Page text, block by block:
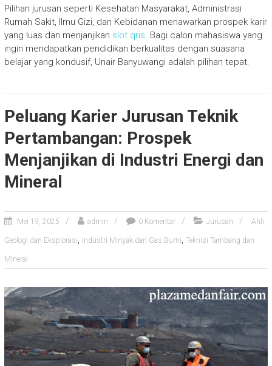
Pilihan jurusan seperti Kesehatan Masyarakat, Administrasi
Rumah Sakit, Ilmu Gizi, dan Kebidanan menawarkan prospek karir
yang luas dan menjanjikan slot qris. Bagi calon mahasiswa yang
ingin mendapatkan pendidikan berkualitas dengan suasana
belajar yang kondusif, Unair Banyuwangi adalah pilihan tepat.
Peluang Karier Jurusan Teknik
Pertambangan: Prospek
Menjanjikan di Industri Energi dan
Mineral
Mei 19, 2025 admin 0 Komentar Jurusan Ahli
Geologi dan Eksplorasi, Industri Minyak dan Gas Bumi, Teknisi Tambang dan
Mineral